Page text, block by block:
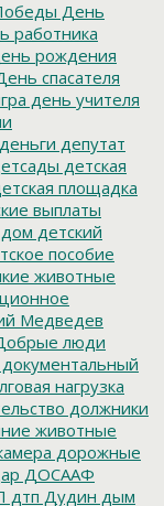
День
работника
рождения
спасателя
день учителя
деньги депутат
детская
площадка
выплаты
детский
пособие
животные
Медведев
люди
документальный
нагрузка
должники
животные
дорожные
ДОСААФ
дтп Дудин дым